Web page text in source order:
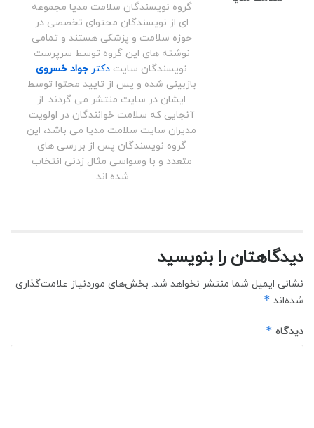
گروه نویسندگان سلامت مدیا مجموعه
ای از نویسندگان محتوای تخصصی در
حوزه سلامت و پزشکی هستند و تمامی
نوشته های این گروه توسط سرپرست
نویسندگان سایت دکتر جواد خسروی
بازبینی شده و پس از تایید محتوا توسط
ایشان در سایت منتشر می گردند. از
آنجایی که سلامت خوانندگان در اولویت
مدیران سایت سلامت مدیا می باشد، این
گروه نویسندگان پس از بررسی های
متعدد و با وسواسی مثال زدنی انتخاب
شده اند.
دیدگاهتان را بنویسید
نشانی ایمیل شما منتشر نخواهد شد. بخش‌های موردنیاز علامت‌گذاری
شده‌اند *
دیدگاه *